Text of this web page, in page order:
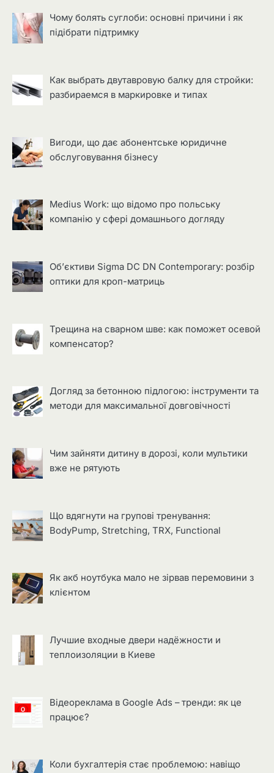
Чому болять суглоби: основні причини і як
підібрати підтримку
Как выбрать двутавровую балку для стройки:
разбираемся в маркировке и типах
Вигоди, що дає абонентське юридичне
обслуговування бізнесу
Medius Work: що відомо про польську
компанію у сфері домашнього догляду
Об’єктиви Sigma DC DN Contemporary: розбір
оптики для кроп-матриць
Трещина на сварном шве: как поможет осевой
компенсатор?
Догляд за бетонною підлогою: інструменти та
методи для максимальної довговічності
Чим зайняти дитину в дорозі, коли мультики
вже не рятують
Що вдягнути на групові тренування:
BodyPump, Stretching, TRX, Functional
Як акб ноутбука мало не зірвав перемовини з
клієнтом
Лучшие входные двери надёжности и
теплоизоляции в Киеве
Відеореклама в Google Ads – тренди: як це
працює?
Коли бухгалтерія стає проблемою: навіщо